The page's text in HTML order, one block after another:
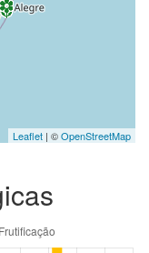
Leaflet | ©OpenStreetMap